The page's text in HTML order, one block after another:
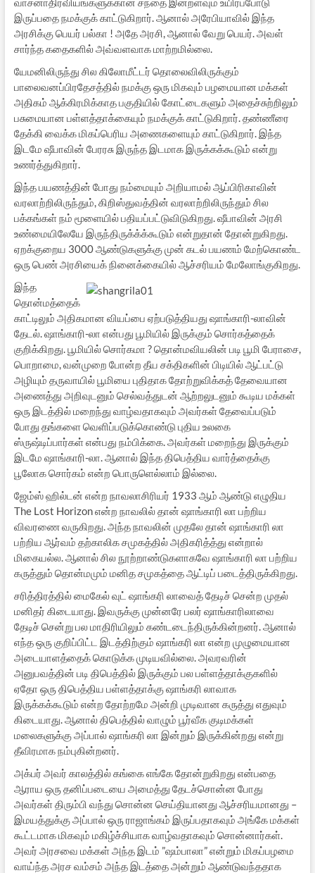
இருப்பதை நமக்குக் காட்டுகிறார். ஆனால் அரேபியாவில் இந்த
அரசிக்கு பெயர் பல்கா ! அதே அரசி, ஆனால் வேறு பெயர். அவள்
சார்ந்த கதைகளில் அவ்வளவாக மாற்றமில்லை.
யேமனிலிருந்து சில கிலோமீட்டர் தொலைவிலிருக்கும்
பாலைவனப்பிரதேசத்தில் நமக்கு ஒரு மிகவும் பழமையான மக்கள்
அதிகம் ஆக்கிரமிக்காத பகுதியில் கோட்டைகளும் அதைச்சுற்றிலும்
பசுமையான பள்ளத்தாக்கையும் நமக்குக் காட்டுகிறார். தண்ணீரை
தேக்கி வைக்க மிகப்பெரிய அணைகளையும் காட்டுகிறார். இந்த
இடமே ஷீபாவின் பேரரசு இருந்த இடமாக இருக்கக்கூடும் என்று
உணர்த்துகிறார்.
இந்த பயணத்தின் போது நம்மையும் அறியாமல் ஆப்பிரிகாவின்
வரலாற்றிலிருந்தும், கிறிஸ்துவத்தின் வரலாற்றிலிருந்தும் சில
பக்கங்கள் நம் மூளையில் பதியப்பட்டுவிடுகிறது. ஷீபாவின் அரசி
உண்மையிலேயே இருந்திருக்க்க்கூடும் என்றுதான் தோன்றுகிறது.
ஏறக்குறைய 3000 ஆண்டுகளுக்கு முன் கடல் பயணம் மேற்கொண்ட
ஒரு பெண் அரசியைக் நினைக்கையில் ஆச்சரியம் மேலோங்குகிறது.
இந்த
தொன்மத்தைக்
காட்டிலும் அதிகமான வியப்பை ஏற்படுத்தியது ஷாங்காரி-லாவின்
தேடல். ஷாங்காரி-லா என்பது பூமியில் இருக்கும் சொர்கத்தைக்
குறிக்கிறது. பூமியில் சொர்கமா ? தொன்மவியலின் படி பூமி பேராசை,
பொறாமை, வன்முறை போன்ற தீய சக்திகளின் பிடியில் ஆட்பட்டு
அழியும் தருவாயில் பூமியை புதிதாக தோற்றுவிக்கத் தேவையான
அணைத்து அறிவுடனும் செல்வத்துடன் ஆற்றலுடனும் கூடிய மக்கள்
ஒரு இடத்தில் மறைந்து வாழ்வதாகவும் அவர்கள் தேவைப்படும்
போது தங்களை வெளிப்படுக்கொண்டு புதிய உலகை
ஸ்ருஷ்டிப்பார்கள் என்பது நம்பிக்கை. அவர்கள் மறைந்து இருக்கும்
இடமே ஷாங்காரி-லா. ஆனால் இந்த திபெத்திய வார்த்தைக்கு
பூலோக சொர்கம் என்ற பொருளெல்லாம் இல்லை.
ஜேம்ஸ் ஹில்டன் என்ற நாவலாசிரியர் 1933 ஆம் ஆண்டு எழுதிய
The Lost Horizon என்ற நாவலில் தான் ஷாங்காரி லா பற்றிய
விவரணை வருகிறது. அந்த நாவலின் முதலே தான் ஷாங்காரி லா
பற்றிய ஆர்வம் தற்காலிக சமுகத்தில் அதிகரித்த்து என்றால்
மிகையல்ல. ஆனால் சில நூற்றாண்டுகளாகவே ஷாங்காரி லா பற்றிய
கருத்தும் தொன்மமும் மனித சமுகத்தை ஆட்டிப் படைத்திருக்கிறது.
சரித்திரத்தில் மைகேல் வுட் ஷாங்கரி லாவைத் தேடிச் சென்ற முதல்
மனிதர் கிடையாது. இவருக்கு முன்னரே பலர் ஷாங்காரிலாவை
தேடிச் சென்று பல மாதிரியிலும் கண்டடைந்திருக்கின்றனர். ஆனால்
எந்த ஒரு குறிப்பிட்ட இடத்திற்கும் ஷாங்கரி லா என்ற முழுமையான
அடையாளத்தைக் கொடுக்க முடியவில்லை. அவரவரின்
அனுபவத்தின் படி திபெத்தில் இருக்கும் பல பள்ளத்தாக்குகளில்
ஏதோ ஒரு திபெத்திய பள்ளத்தாக்கு ஷாங்கரி லாவாக
இருக்கக்கூடும் என்ற தோற்றமே அன்றி முடிவான கருத்து எதுவும்
கிடையாது. ஆனால் திபெத்தில் வாழும் பூர்வீக குடிமக்கள்
மலைகளுக்கு அப்பால் ஷாங்கரி லா இன்றும் இருக்கின்றது என்று
தீவிரமாக நம்புகின்றனர்.
அக்பர் அவர் காலத்தில் கங்கை எங்கே தோன்றுகிறது என்பதை
ஆராய ஒரு தனிப்படையை அமைத்து தேடச்சொன்ன போது
அவர்கள் திரும்பி வந்து சொன்ன செய்தியானது ஆச்சரியமானது –
இமயத்துக்கு அப்பால் ஒரு ராஜாங்கம் இருப்பதாகவும் அங்கே மக்கள்
கூட்டமாக மிகவும் மகிழ்ச்சியாக வாழ்வதாகவும் சொன்னார்கள்.
அவர் அரசவை மக்கள் அந்த இடம் ”ஷம்பாலா” என்றும் மிகப்பழமை
வாய்ந்த அரச வம்சம் அந்த இடத்தை அன்றும் ஆண்டுவந்ததாக